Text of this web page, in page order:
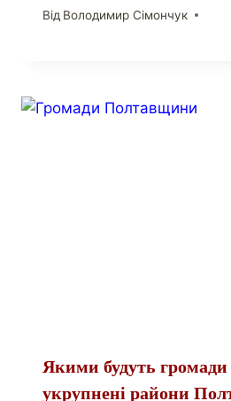
Від Володимир Сімончук
Якими будуть
укрупнені райони